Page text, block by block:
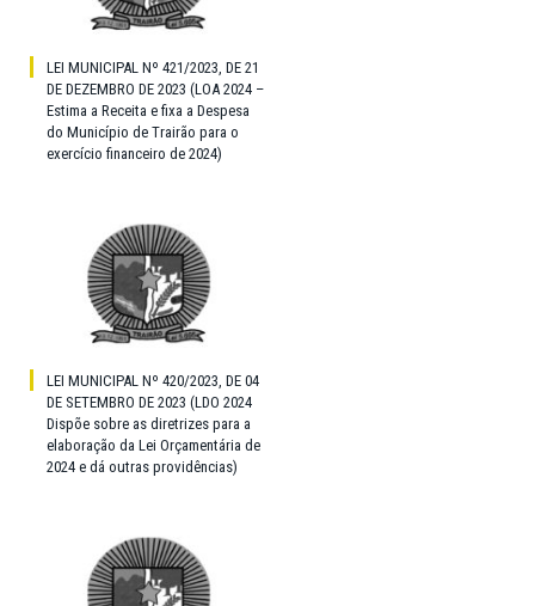
LEI MUNICIPAL Nº 421/2023, DE 21
DE DEZEMBRO DE 2023 (LOA 2024 –
Estima a Receita e fixa a Despesa
do Município de Trairão para o
exercício financeiro de 2024)
LEI MUNICIPAL Nº 420/2023, DE 04
DE SETEMBRO DE 2023 (LDO 2024
Dispõe sobre as diretrizes para a
elaboração da Lei Orçamentária de
2024 e dá outras providências)